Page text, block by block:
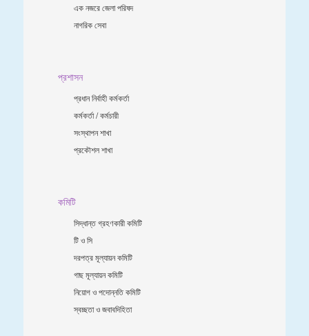
এক নজরে জেলা পরিষদ
নাগরিক সেবা
প্রশাসন
প্রধান নির্বাহী কর্মকর্তা
কর্মকর্তা / কর্মচারী
সংস্থাপন শাখা
প্রকৌশল শাখা
কমিটি
সিদ্ধান্ত গ্রহণকারী কমিটি
টি ও সি
দরপত্র মূল্যায়ন কমিটি
গাছ মূল্যায়ন কমিটি
নিয়োগ ও পদোন্নতি কমিটি
স্বচ্ছতা ও জবাবদিহিতা